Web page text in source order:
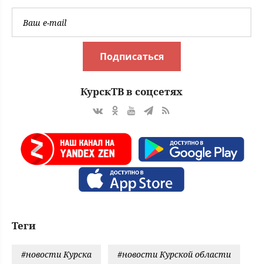
Подписаться
КурскТВ в соцсетях
Теги
#новости Курска #новости Курской области